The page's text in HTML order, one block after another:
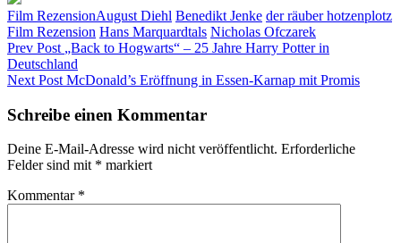
Categories
Film RezensionTags,
August Diehl Benedikt Jenke der räuber hotzenplotz
Film Rezension Hans Marquardtals Nicholas Ofczarek
Beitragsnavigation
Previous
Post
Prev Post „Back to Hogwarts“ – 25 Jahre Harry Potter in
Deutschland
Next
Next Post McDonald’s Eröffnung in Essen-Karnap mit Promis
Schreibe einen Kommentar
Deine E-Mail-Adresse wird nicht veröffentlicht. Erforderliche
Felder sind mit * markiert
Kommentar *